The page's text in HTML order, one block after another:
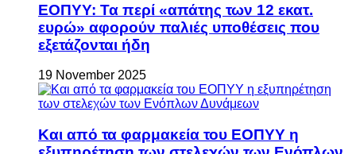
ΕΟΠΥΥ: Τα περί «απάτης των 12 εκατ.
ευρώ» αφορούν παλιές υποθέσεις που
εξετάζονται ήδη
19 November 2025
Και από τα φαρμακεία του ΕΟΠΥΥ η